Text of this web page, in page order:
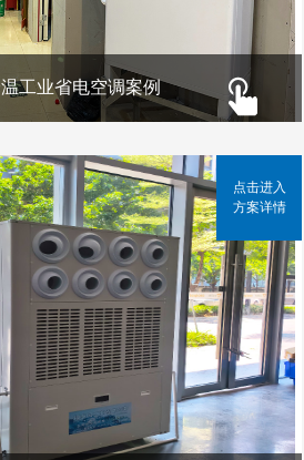
工业省电空调案例
点击进入
方案详情